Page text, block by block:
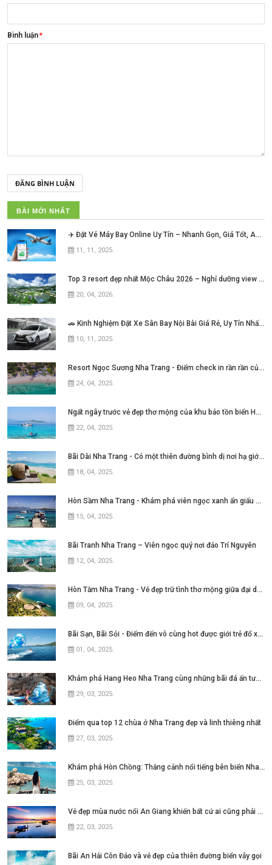
Bình luận*
ĐĂNG BÌNH LUẬN
BÀI MỚI NHẤT
✈️ Đặt Vé Máy Bay Online Uy Tín – Nhanh Gọn, Giá Tốt, An Tâm Mỗi Hành Trình!
11, 11, 2025.
Top 3 resort đẹp nhất Mộc Châu 2026 – Nghỉ dưỡng view núi cực chill không thể bỏ lỡ
20, 04, 2026.
🚗 Kinh Nghiệm Đặt Xe Sân Bay Nội Bài Giá Rẻ, Uy Tín Nhất Hiện Nay
10, 11, 2025.
Resort Ngọc Sương Nha Trang - Điểm check in rần rần của những tín đồ mê phim Việt
24, 04, 2025.
Ngất ngây trước vẻ đẹp thơ mộng của khu bảo tồn biển Hòn Mun Nha Trang
22, 04, 2025.
Bãi Dài Nha Trang - Có một thiên đường bình dị nơi hạ giới với biển xanh cát trắng quanh năm sóng xô bờ
18, 04, 2025.
Hòn Sầm Nha Trang - Khám phá viên ngọc xanh ẩn giấu giữa vịnh Nha Phu
15, 04, 2025.
Bãi Tranh Nha Trang – Viên ngọc quý nơi đảo Trí Nguyên
12, 04, 2025.
Hòn Tằm Nha Trang - Vẻ đẹp trữ tình thơ mộng giữa đại dương xanh ngát
09, 04, 2025.
Bãi Sạn, Bãi Sỏi - Điểm đến vô cùng hot được giới trẻ đổ xô tìm kiếm tại thành
01, 04, 2025.
Khám phá Hang Heo Nha Trang cùng những bãi đá ấn tượng
29, 03, 2025.
Điểm qua top 12 chùa ở Nha Trang đẹp và linh thiêng nhất
27, 03, 2025.
Khám phá Hòn Chồng: Thắng cảnh nổi tiếng bên biển Nha Trang
25, 03, 2025.
Vẻ đẹp mùa nước nổi An Giang khiến bất cứ ai cũng phải say lòng
22, 03, 2025.
Bãi An Hải Côn Đảo và vẻ đẹp của thiên đường biển vẫy gọi